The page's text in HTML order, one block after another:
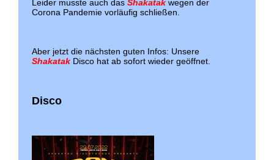
Leider musste auch dasShakatak wegen der
Corona Pandemie vorläufig schließen.
Aber jetzt die nächsten guten Infos: Unsere
Shakatak Disco hat ab sofort wieder geöffnet.
Disco